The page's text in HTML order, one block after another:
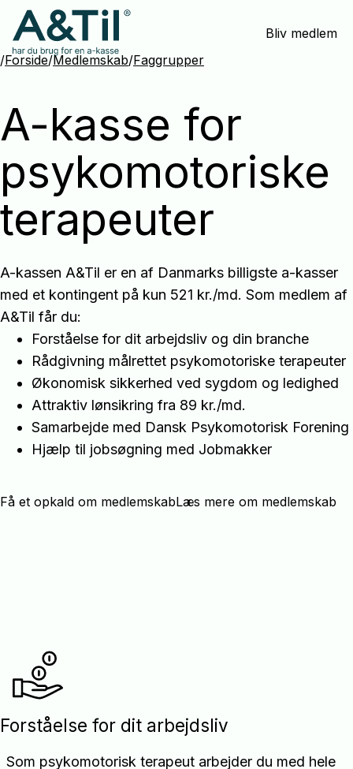
Spring
menu
over
til
indhold
Bliv medlem
/Forside/Medlemskab/Faggrupper
A-kasse for
psykomotoriske
terapeuter
A-kassen A&Til er en af Danmarks billigste a-kasser
med et kontingent på kun 521 kr./md. Som medlem af
A&Til får du:
Forståelse for dit arbejdsliv og din branche
Rådgivning målrettet psykomotoriske terapeuter
Økonomisk sikkerhed ved sygdom og ledighed
Attraktiv lønsikring fra 89 kr./md.
Samarbejde med Dansk Psykomotorisk Forening
Hjælp til jobsøgning med Jobmakker
Få et opkald om medlemskabLæs mere om medlemskab
Forståelse for dit arbejdsliv
Som psykomotorisk terapeut arbejder du med hele